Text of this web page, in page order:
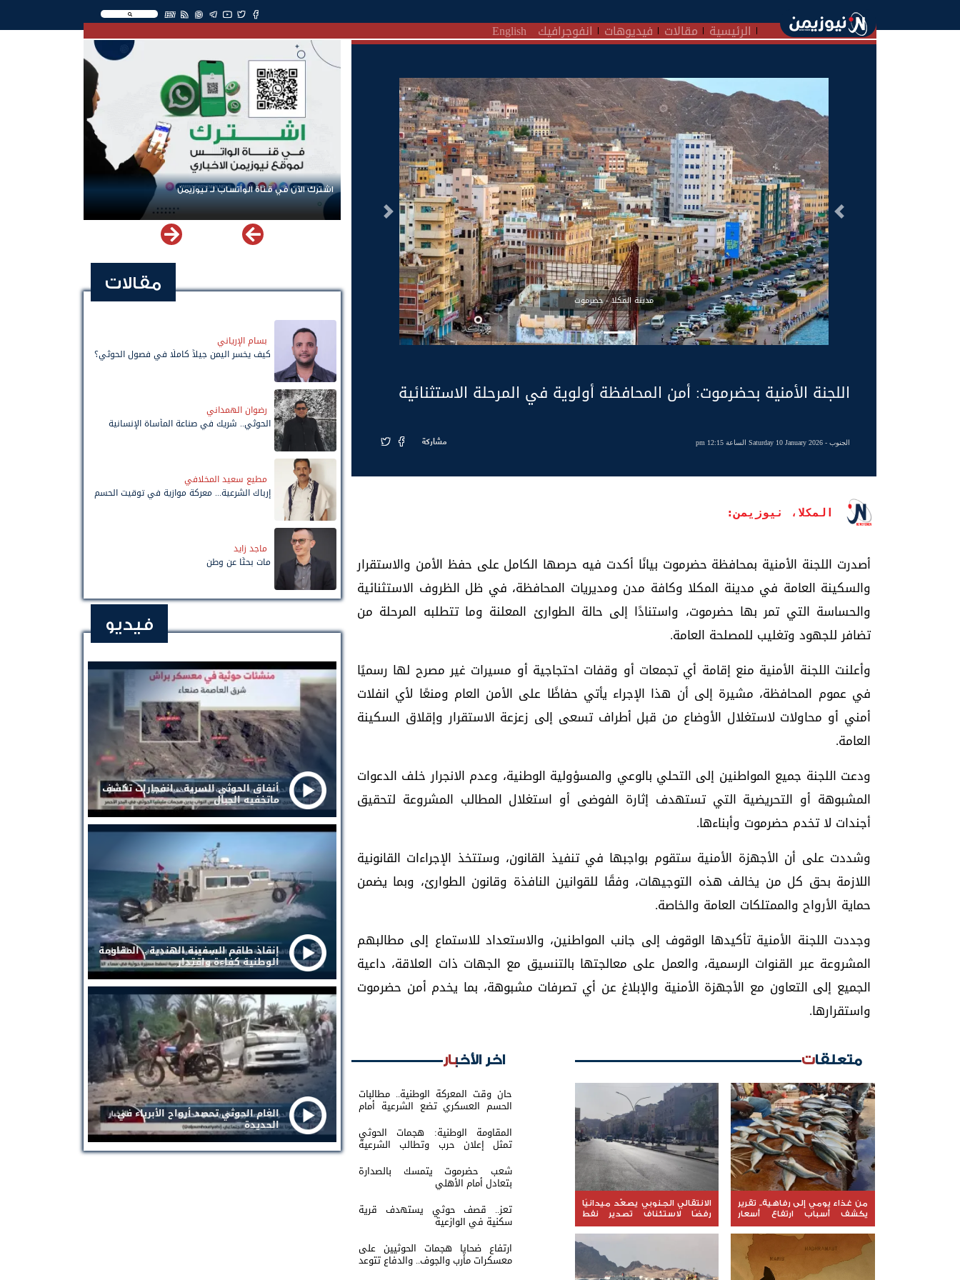
EN
الرئيسية مقالات فيديوهات انفوجرافيك English
مدينة المكلا - حضرموت
السابق التالى
اللجنة الأمنية بحضرموت: أمن المحافظة أولوية في المرحلة الاستثنائية
الجنوب- Saturday 10 January 2026 الساعة 12:15 pm مشاركة
المكلا، نيوزيمن:
أصدرت اللجنة الأمنية بمحافظة حضرموت بيانًا أكدت فيه حرصها الكامل على حفظ الأمن والاستقرار
والسكينة العامة في مدينة المكلا وكافة مدن ومديريات المحافظة، في ظل الظروف الاستثنائية
والحساسة التي تمر بها حضرموت، واستنادًا إلى حالة الطوارئ المعلنة وما تتطلبه المرحلة من
تضافر للجهود وتغليب للمصلحة العامة.
وأعلنت اللجنة الأمنية منع إقامة أي تجمعات أو وقفات احتجاجية أو مسيرات غير مصرح لها رسميًا
في عموم المحافظة، مشيرة إلى أن هذا الإجراء يأتي حفاظًا على الأمن العام ومنعًا لأي انفلات
أمني أو محاولات لاستغلال الأوضاع من قبل أطراف تسعى إلى زعزعة الاستقرار وإقلاق السكينة
العامة.
ودعت اللجنة جميع المواطنين إلى التحلي بالوعي والمسؤولية الوطنية، وعدم الانجرار خلف الدعوات
المشبوهة أو التحريضية التي تستهدف إثارة الفوضى أو استغلال المطالب المشروعة لتحقيق
أجندات لا تخدم حضرموت وأبناءها.
وشددت على أن الأجهزة الأمنية ستقوم بواجبها في تنفيذ القانون، وستتخذ الإجراءات القانونية
اللازمة بحق كل من يخالف هذه التوجيهات، وفقًا للقوانين النافذة وقانون الطوارئ، وبما يضمن
حماية الأرواح والممتلكات العامة والخاصة.
وجددت اللجنة الأمنية تأكيدها الوقوف إلى جانب المواطنين، والاستعداد للاستماع إلى مطالبهم
المشروعة عبر القنوات الرسمية، والعمل على معالجتها بالتنسيق مع الجهات ذات العلاقة، داعية
الجميع إلى التعاون مع الأجهزة الأمنية والإبلاغ عن أي تصرفات مشبوهة، بما يخدم أمن حضرموت
واستقرارها.
متعلقات
من غذاء يومي إلى رفاهية.. تقرير
يكشف أسباب ارتفاع أسعار
السمك في عدن
الانتقالي الجنوبي يصعّد ميدانيًا
رفضًا لاستئناف تصدير نفط
حضرموت
اخر الأخبار
حان وقت المعركة الوطنية.. مطالبات
الحسم العسكري تضع الشرعية أمام
اختبار القرار
المقاومة الوطنية: هجمات الحوثي
تمثل إعلان حرب وتطالب الشرعية
بتحريك الجبهات
شعب حضرموت يتمسك بالصدارة
بتعادل أمام الأهلي
تعز.. قصف حوثي يستهدف قرية
سكنية في الوازعية
ارتفاع ضحايا هجمات الحوثيين على
معسكرات مأرب والجوف.. والدفاع تتوعد
اشترك الآن في قناة الواتساب لـ نيوزيمن
مقالات
بسام الإرياني
كيف يخسر اليمن جيلاً كاملًا في فصول الحوثي؟
رضوان الهمداني
الحوثي.. شريك في صناعة المأساة الإنسانية
مطيع سعيد المخلافي
إرباك الشرعية... معركة موازية في توقيت الحسم
ماجد زايد
مات بحثًا عن وطن
فيديو
أنفاق الحوثي السرية .. انفجارات تكشف
ماتخفيه الجبال
إنقاذ طاقم السفينة الهندية .. المقاومة
الوطنية كفاءة واقتدار
الغام الحوثي تحصد أرواح الأبرياء في
الحديدة